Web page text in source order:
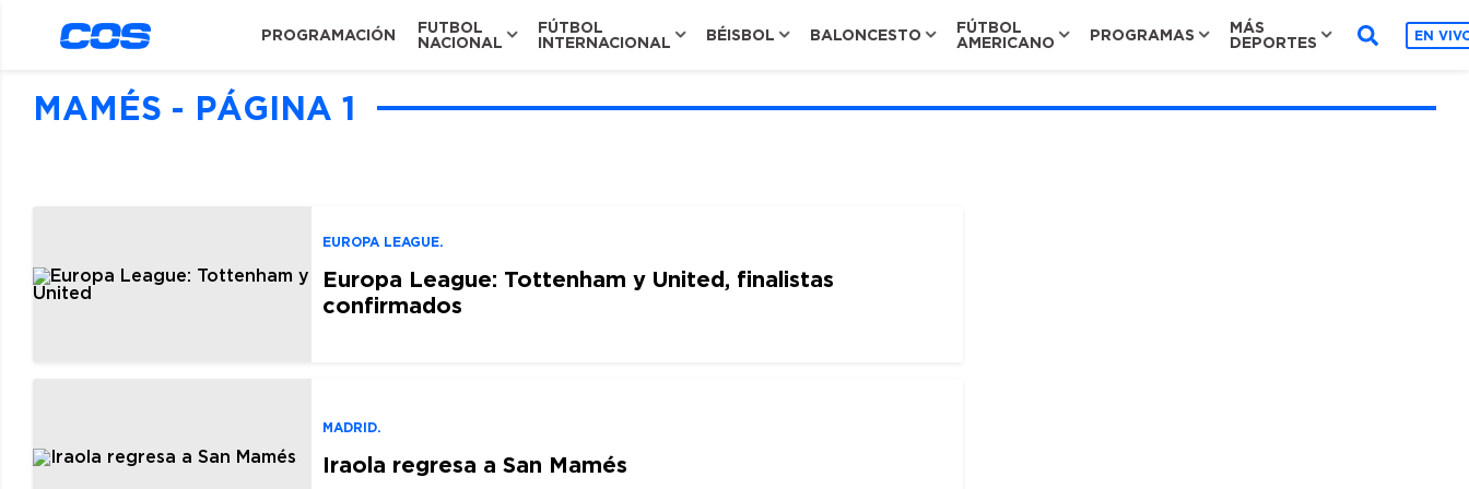
PROGRAMACIÓN
FUTBOL
NACIONAL
FÚTBOL
INTERNACIONAL
BÉISBOL BALONCESTO
FÚTBOL
AMERICANO
PROGRAMAS
MÁS
DEPORTES
EN
MAMÉS - PÁGINA 1
EUROPA LEAGUE.
Europa League: Tottenham y United, finalistas
confirmados
MADRID.
Iraola regresa a San Mamés